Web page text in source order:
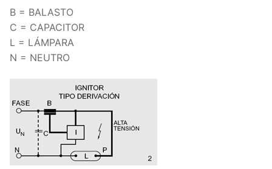
B = BALASTO
C = CAPACITOR
L = LÁMPARA
N = NEUTRO